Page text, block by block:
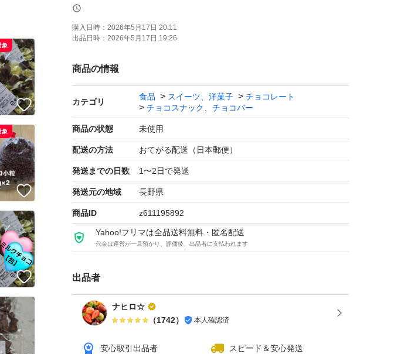
お値下げ不可です。
ご希望商品があれば組み替えいたします！
質問などお気軽にどうぞ(^o^)
【♪商品内容】
①レーズンチョコ(ミルク)500g×2
2026.10.10
平らに調整し常温発送(ゆうポス)になりますので、配送中の溶け
などあるかもしれませんがご了承ください(ゝω・)
チョコレート
チョコ
レーズン
購入日時： 2026年5月17日 20:11
出品日時： 2026年5月17日 19:26
商品の情報
カテゴリ
食品 スイーツ、洋菓子
チョコレート
チョコスナック、チョコバー
商品の状態 未使用
配送の方法 おてがる配送（日本郵便）
発送までの日数 1〜2日で発送
発送元の地域 長野県
商品ID z611195892
Yahoo!フリマは全品送料無料・匿名配送
代金は運営が一旦預かり、評価後、出品者に支払われます
出品者
ナヒロ☆
（1742） 本人確認済
安心取引出品者
スピード＆安心発送
いいね！
象
いいね！
象
いいね！